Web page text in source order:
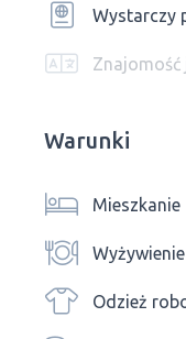
Wystarczy
Znajomość
Warunki
Mieszkanie
Wyżywienie
Odzież